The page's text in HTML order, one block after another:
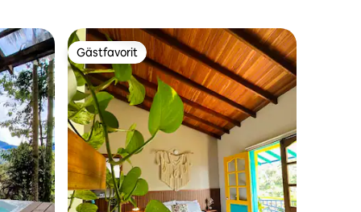
Gästfavorit
Gästfavorit